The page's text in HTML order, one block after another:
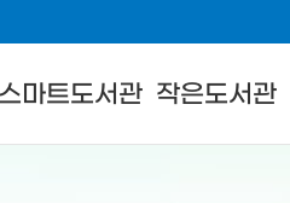
마트도서관 작은도서관